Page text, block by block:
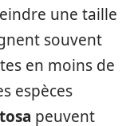
une taille
souvent
en moins de
espèces
peuvent